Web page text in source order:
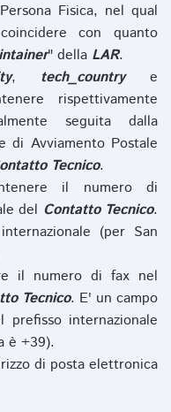
Fisica, nel qual
con quanto
" della LAR.
, tech_countrye
rispettivamente
seguita dalla
di Avviamento Postale
Tecnico.
il numero di
del Contatto Tecnico.
(per San
il numero di fax nel
Tecnico. E' un campo
internazionale
è +39).
di posta elettronica